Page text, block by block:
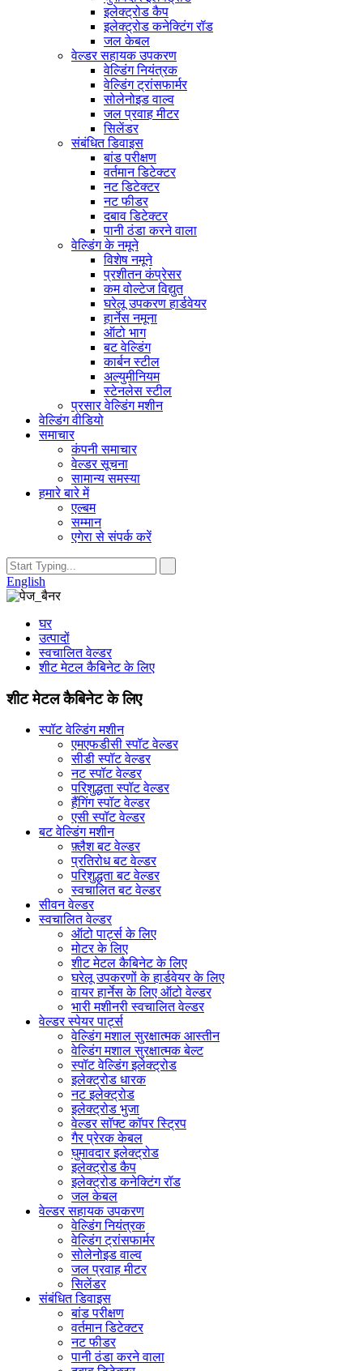
इलेक्ट्रोड कैप
इलेक्ट्रोड कनेक्टिंग रॉड
जल केबल
वेल्डर सहायक उपकरण
वेल्डिंग नियंत्रक
वेल्डिंग ट्रांसफार्मर
सोलेनोइड वाल्व
जल प्रवाह मीटर
सिलेंडर
संबंधित डिवाइस
बांड परीक्षण
वर्तमान डिटेक्टर
नट डिटेक्टर
नट फीडर
दबाव डिटेक्टर
पानी ठंडा करने वाला
वेल्डिंग के नमूने
विशेष नमूने
प्रशीतन कंप्रेसर
कम वोल्टेज विद्युत
घरेलू उपकरण हार्डवेयर
हार्नेस नमूना
ऑटो भाग
बट वेल्डिंग
कार्बन स्टील
अल्युमीनियम
स्टेनलेस स्टील
प्रसार वेल्डिंग मशीन
वेल्डिंग वीडियो
समाचार
कंपनी समाचार
वेल्डर सूचना
सामान्य समस्या
हमारे बारे में
एल्बम
सम्मान
एगेरा से संपर्क करें
English
घर
उत्पादों
स्वचालित वेल्डर
शीट मेटल कैबिनेट के लिए
शीट मेटल कैबिनेट के लिए
स्पॉट वेल्डिंग मशीन
एमएफडीसी स्पॉट वेल्डर
सीडी स्पॉट वेल्डर
नट स्पॉट वेल्डर
परिशुद्धता स्पॉट वेल्डर
हैंगिंग स्पॉट वेल्डर
एसी स्पॉट वेल्डर
बट वेल्डिंग मशीन
फ़्लैश बट वेल्डर
प्रतिरोध बट वेल्डर
परिशुद्धता बट वेल्डर
स्वचालित बट वेल्डर
सीवन वेल्डर
स्वचालित वेल्डर
ऑटो पार्ट्स के लिए
मोटर के लिए
शीट मेटल कैबिनेट के लिए
घरेलू उपकरणों के हार्डवेयर के लिए
वायर हार्नेस के लिए ऑटो वेल्डर
भारी मशीनरी स्वचालित वेल्डर
वेल्डर स्पेयर पार्ट्स
वेल्डिंग मशाल सुरक्षात्मक आस्तीन
वेल्डिंग मशाल सुरक्षात्मक बेल्ट
स्पॉट वेल्डिंग इलेक्ट्रोड
इलेक्ट्रोड धारक
नट इलेक्ट्रोड
इलेक्ट्रोड भुजा
वेल्डर सॉफ्ट कॉपर स्ट्रिप
गैर प्रेरक केबल
घुमावदार इलेक्ट्रोड
इलेक्ट्रोड कैप
इलेक्ट्रोड कनेक्टिंग रॉड
जल केबल
वेल्डर सहायक उपकरण
वेल्डिंग नियंत्रक
वेल्डिंग ट्रांसफार्मर
सोलेनोइड वाल्व
जल प्रवाह मीटर
सिलेंडर
संबंधित डिवाइस
बांड परीक्षण
वर्तमान डिटेक्टर
नट फीडर
पानी ठंडा करने वाला